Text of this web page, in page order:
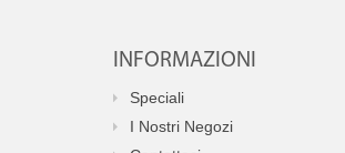
INFORMAZIONI
Speciali
I Nostri Negozi